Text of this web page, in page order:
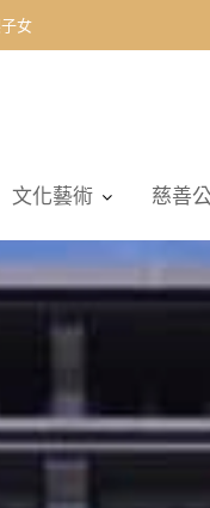
文化藝術 慈善